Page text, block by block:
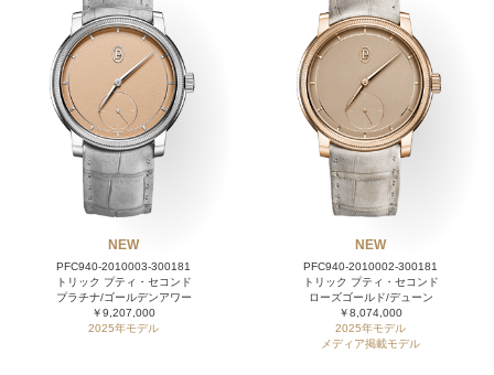
NEW
PFC940-2010003-300181
トリック プティ・セコンド
プラチナ/ゴールデンアワー
￥9,207,000
2025年モデル
NEW
PFC940-2010002-300181
トリック プティ・セコンド
ローズゴールド/デューン
￥8,074,000
2025年モデル
メディア掲載モデル